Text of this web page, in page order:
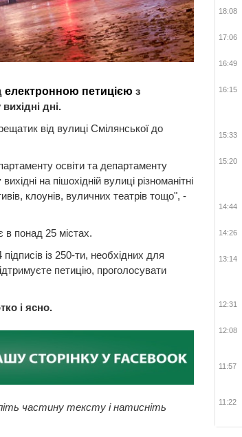
електронною петицією з
дні.
від вулиці Смілянської до
освіти та департаменту
на пішохідній вулиці різноманітні
клоунів, вуличних театрів тощо", -
в понад 25 містах.
із 250-ти, необхідних для
петицію, проголосувати
і ясно.
частину тексту і натисніть
18:08
17:06
16:49
16:15
15:33
15:20
14:44
14:26
13:14
12:31
12:08
11:57
11:22